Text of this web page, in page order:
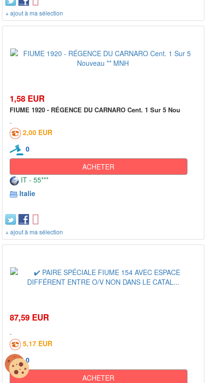
+ ajout à ma sélection
1,58 EUR
FIUME 1920 - RÉGENCE DU CARNARO Cent. 1 Sur 5 Nou
2,00 EUR
0
ACHETER
IT - 55***
Italie
+ ajout à ma sélection
87,59 EUR
5,17 EUR
0
ACHETER